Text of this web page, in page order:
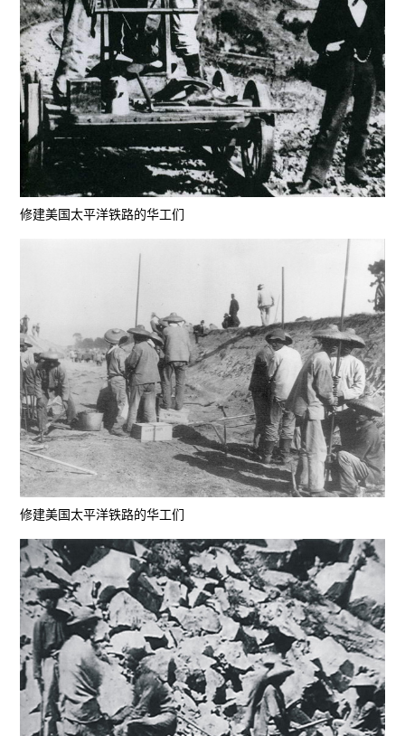
修建美国太平洋铁路的华工们
修建美国太平洋铁路的华工们